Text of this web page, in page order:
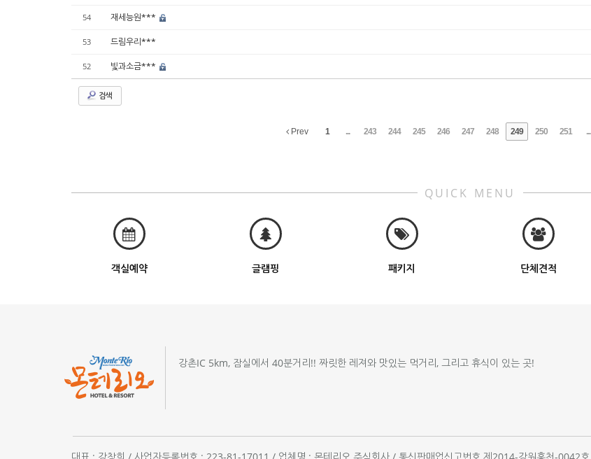
54 재세능원***
53 드림우리***
52 빛과소금***
검색
Prev 1 ... 243 244 245 246 247 248 249 250 251 ...
QUICK MENU
객실예약 글램핑 패키지 단체견적
강촌IC 5km, 잠실에서 40분거리!! 짜릿한 레져와 맛있는 먹거리, 그리고 휴식이 있는 곳!